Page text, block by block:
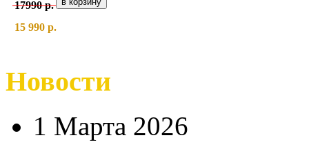
17990 р.
15 990 р.
Новости
1 Марта 2026